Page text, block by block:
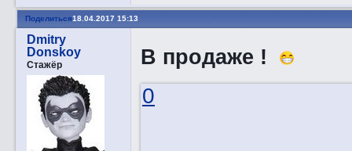
Поделиться18.04.2017 15:13
Dmitry
Donskoy
Стажёр
В продаже !
0